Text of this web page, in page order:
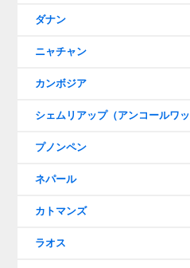
ダナン
ニャチャン
カンボジア
シェムリアップ（アンコールワッ
プノンペン
ネパール
カトマンズ
ラオス